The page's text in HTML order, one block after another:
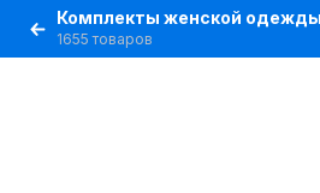
Комплекты женской
1655 товаров